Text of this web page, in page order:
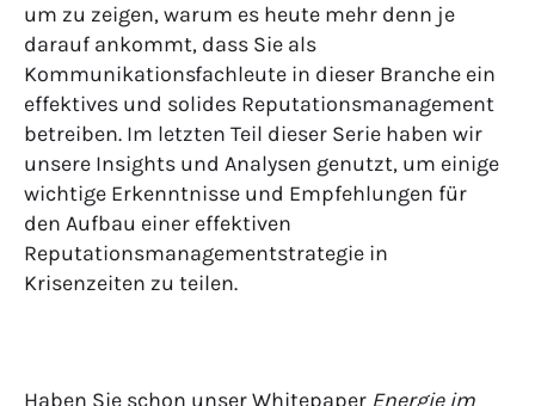
um zu zeigen, warum es heute mehr denn je
darauf ankommt, dass Sie als
Kommunikationsfachleute in dieser Branche ein
effektives und solides Reputationsmanagement
betreiben. Im letzten Teil dieser Serie haben wir
unsere Insights und Analysen genutzt, um einige
wichtige Erkenntnisse und Empfehlungen für
den Aufbau einer effektiven
Reputationsmanagementstrategie in
Krisenzeiten zu teilen.
Haben Sie schon unser Whitepaper Energie im